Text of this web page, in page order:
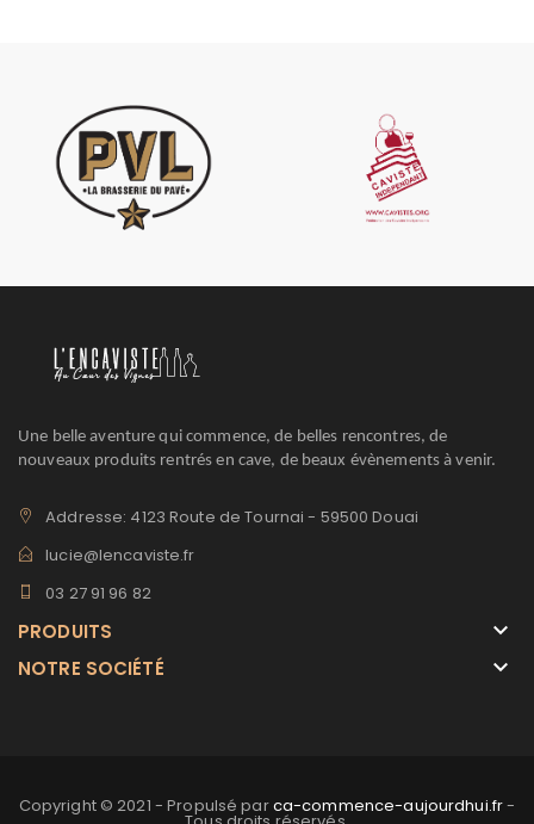
Une belle aventure qui commence, de belles rencontres, de
nouveaux produits rentrés en cave, de beaux évènements à venir.
Addresse: 4123 Route de Tournai - 59500 Douai
lucie@lencaviste.fr
03 27 91 96 82
PRODUITS keyboard_arrow_down
NOTRE SOCIÉTÉ keyboard_arrow_down
Copyright © 2021 - Propulsé parca-commence-aujourdhui.fr-